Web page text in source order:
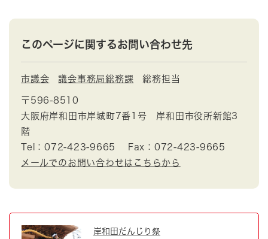
このページに関するお問い合わせ先
市議会 議会事務局総務課 総務担当
〒596-8510
大阪府岸和田市岸城町7番1号 岸和田市役所新館3
階
Tel：072-423-9665
Fax：072-423-9665
メールでのお問い合わせはこちらから
岸和田だんじり祭